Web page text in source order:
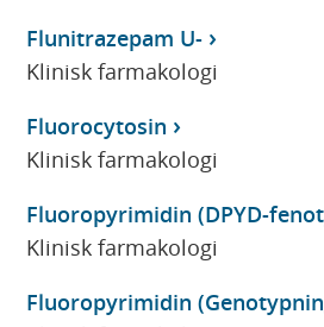
Flunitrazepam U-
Klinisk farmakologi
Fluorocytosin
Klinisk farmakologi
Fluoropyrimidin (DPYD-
Klinisk farmakologi
Fluoropyrimidin